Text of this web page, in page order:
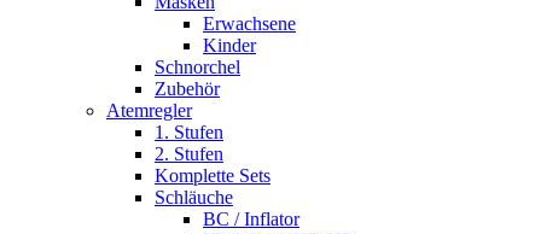
Erwachsene
Kinder
Schnorchel
Zubehör
Atemregler
1. Stufen
2. Stufen
Komplette Sets
Schläuche
BC / Inflator